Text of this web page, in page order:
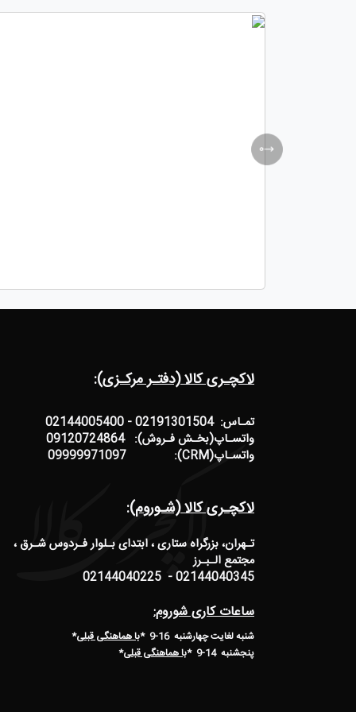
لاکچـری کالا (دفتـر مرکـزی):
تمـاس: 02191301504 - 02144005400
واتسـاپ(بخـش فـروش): 09120724864
واتسـاپ(CRM): 09999971097
لاکچـری کالا (شـوروم):
تـهران، بزرگراه ستاری ، ابتدای بـلوار فـردوس شـرق ،
مجتمع الـبـرز
02144040345 - 02144040225
ساعات کاری شوروم:
شنبه لغایت چهارشنبه 16-9 * با هماهنگی قبلی*
پنجشنبه 14-9
*با هماهنگی قبلی*